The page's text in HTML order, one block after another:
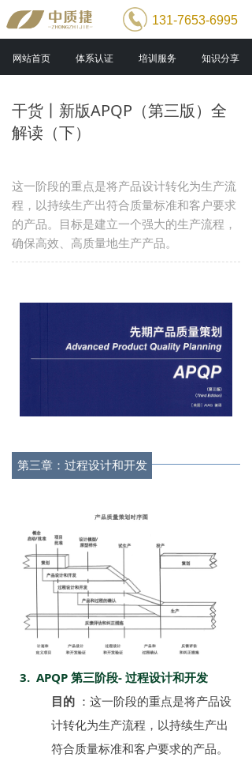
131-7653-6995
网站首页 体系认证 培训服务 知识分享
干货丨新版APQP（第三版）全
解读（下）
这一阶段的重点是将产品设计转化为生产流
程，以持续生产出符合质量标准和客户要求
的产品。目标是建立一个强大的生产流程，
确保高效、高质量地生产产品。
第三章：过程设计和开发
3. APQP 第三阶段- 过程设计和开发
目的 ：这一阶段的重点是将产品设
计转化为生产流程，以持续生产出
符合质量标准和客户要求的产品。